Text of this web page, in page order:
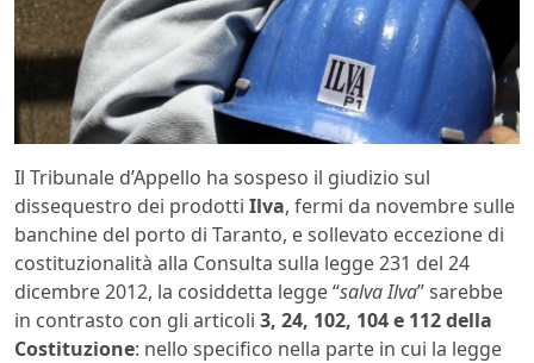
Il Tribunale d’Appello ha sospeso il giudizio sul
dissequestro dei prodotti Ilva, fermi da novembre sulle
banchine del porto di Taranto, e sollevato eccezione di
costituzionalità alla Consulta sulla legge 231 del 24
dicembre 2012, la cosiddetta legge “salva Ilva” sarebbe
in contrasto con gli articoli 3, 24, 102, 104 e 112 della
Costituzione: nello specifico nella parte in cui la legge